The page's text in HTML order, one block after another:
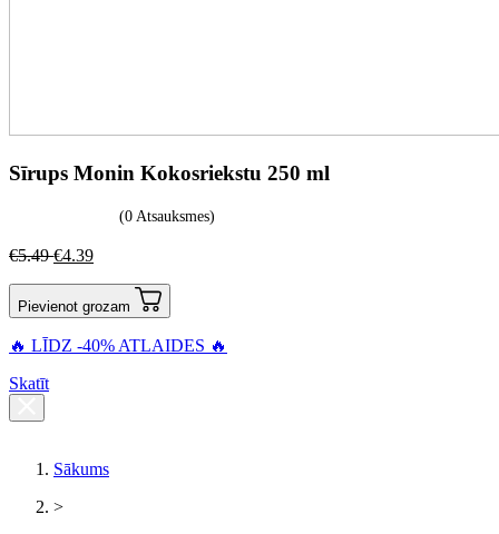
Sīrups Monin Kokosriekstu 250 ml
(0 Atsauksmes)
€5.49 €4.39
Pievienot grozam
🔥 LĪDZ -40% ATLAIDES 🔥
Skatīt
Sākums
>